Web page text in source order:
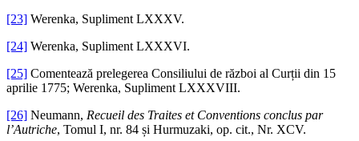
[23] Werenka, Supliment LXXXV.
[24] Werenka, Supliment LXXXVI.
[25] Comentează prelegerea Consiliului de război al Curții din 15
aprilie 1775; Werenka, Supliment LXXXVIII.
[26] Neumann, Recueil des Traites et Conventions conclus par
l’Autriche, Tomul I, nr. 84 și Hurmuzaki, op. cit., Nr. XCV.